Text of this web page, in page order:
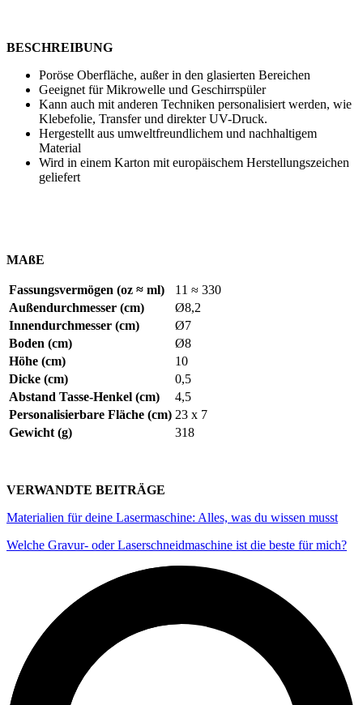
BESCHREIBUNG
Poröse Oberfläche, außer in den glasierten Bereichen
Geeignet für Mikrowelle und Geschirrspüler
Kann auch mit anderen Techniken personalisiert werden, wie
Klebefolie, Transferund direkter UV-Druck.
Hergestellt aus umweltfreundlichem und nachhaltigem
Material
Wird in einem Karton mit europäischem Herstellungszeichen
geliefert
MAßE
Fassungsvermögen (oz ≈ ml)
11 ≈ 330
Außendurchmesser (cm)
Ø8,2
Innendurchmesser (cm)
Ø7
Boden (cm)
Ø8
Höhe (cm)
10
Dicke (cm)
0,5
Abstand Tasse-Henkel (cm)
4,5
Personalisierbare Fläche (cm) 23 x 7
Gewicht (g)
318
VERWANDTE BEITRÄGE
Materialien für deine Lasermaschine: Alles, was du wissen musst
Welche Gravur- oder Laserschneidmaschine ist die beste für mich?